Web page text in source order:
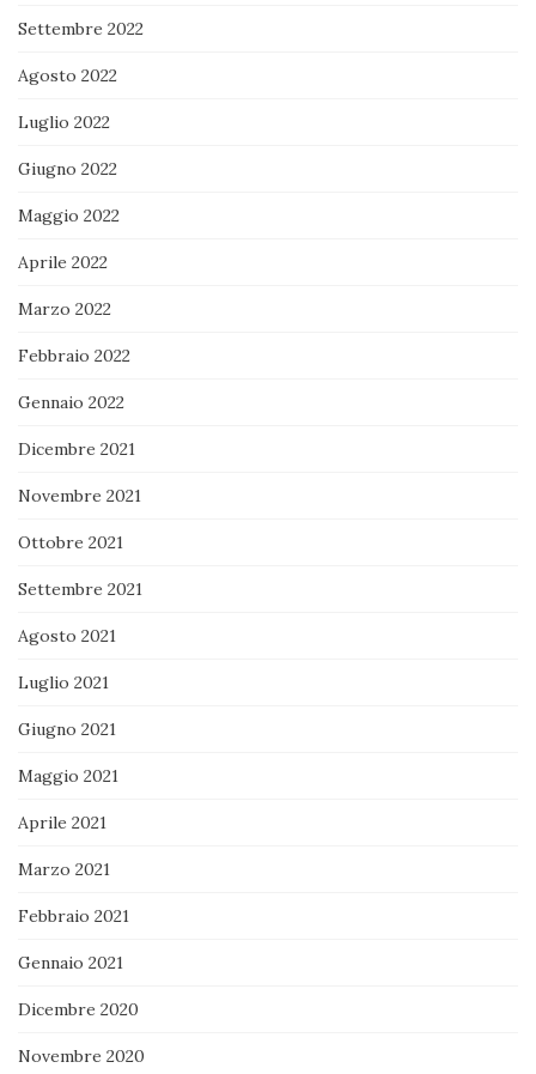
Settembre 2022
Agosto 2022
Luglio 2022
Giugno 2022
Maggio 2022
Aprile 2022
Marzo 2022
Febbraio 2022
Gennaio 2022
Dicembre 2021
Novembre 2021
Ottobre 2021
Settembre 2021
Agosto 2021
Luglio 2021
Giugno 2021
Maggio 2021
Aprile 2021
Marzo 2021
Febbraio 2021
Gennaio 2021
Dicembre 2020
Novembre 2020